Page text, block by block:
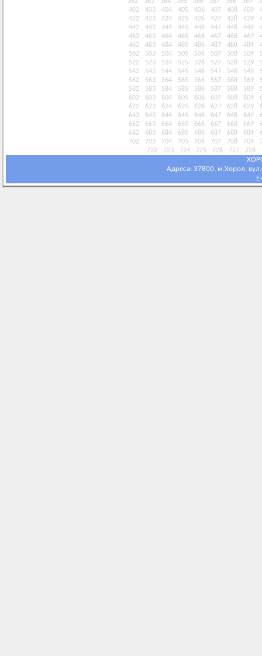
402
403 404 405 406 407 408 409
422
423 424 425 426 427 428 429
442
443 444 445 446 447 448 449
462
463 464 465 466 467 468 469
482
483 484 485 486 487 488 489
502
503 504 505 506 507 508 509
522
523 524 525 526 527 528 529
542
543 544 545 546 547 548 549
562
563 564 565 566 567 568 569
582
583 584 585 586 587 588 589
602
603 604 605 606 607 608 609
622
623 624 625 626 627 628 629
642
643 644 645 646 647 648 649
662
663 664 665 666 667 668 669
682
683 684 685 686 687 688 689
702
703 704 705 706 707 708 709
722
723 724 725 726 727 728
Адреса: 37800, м.Хорол,